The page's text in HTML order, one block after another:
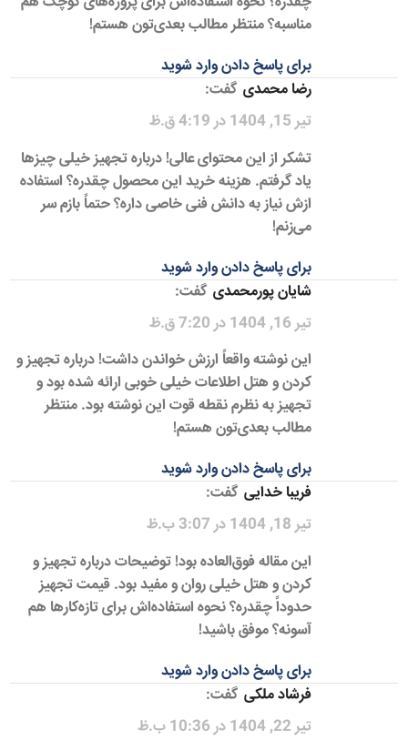
مناسبه؟ منتظر مطالب بعدی‌تون هستم!
برای پاسخ دادن وارد شوید
رضا محمدی گفت:
تیر 15, 1404 در 4:19 ق.ظ
تشکر از این محتوای عالی! درباره تجهیز خیلی چیزها
یاد گرفتم. هزینه خرید این محصول چقدره؟ استفاده
ازش نیاز به دانش فنی خاصی داره؟ حتماً بازم سر
می‌زنم!
برای پاسخ دادن وارد شوید
شایان پورمحمدی گفت:
تیر 16, 1404 در 7:20 ق.ظ
این نوشته واقعاً ارزش خواندن داشت! درباره تجهیز و
کردن و هتل اطلاعات خیلی خوبی ارائه شده بود و
تجهیز به نظرم نقطه قوت این نوشته بود. منتظر
مطالب بعدی‌تون هستم!
برای پاسخ دادن وارد شوید
فریبا خدایی گفت:
تیر 18, 1404 در 3:07 ب.ظ
این مقاله فوق‌العاده بود! توضیحات درباره تجهیز و
کردن و هتل خیلی روان و مفید بود. قیمت تجهیز
حدوداً چقدره؟ نحوه استفاده‌اش برای تازه‌کارها هم
آسونه؟ موفق باشید!
برای پاسخ دادن وارد شوید
فرشاد ملکی گفت:
تیر 22, 1404 در 10:36 ب.ظ